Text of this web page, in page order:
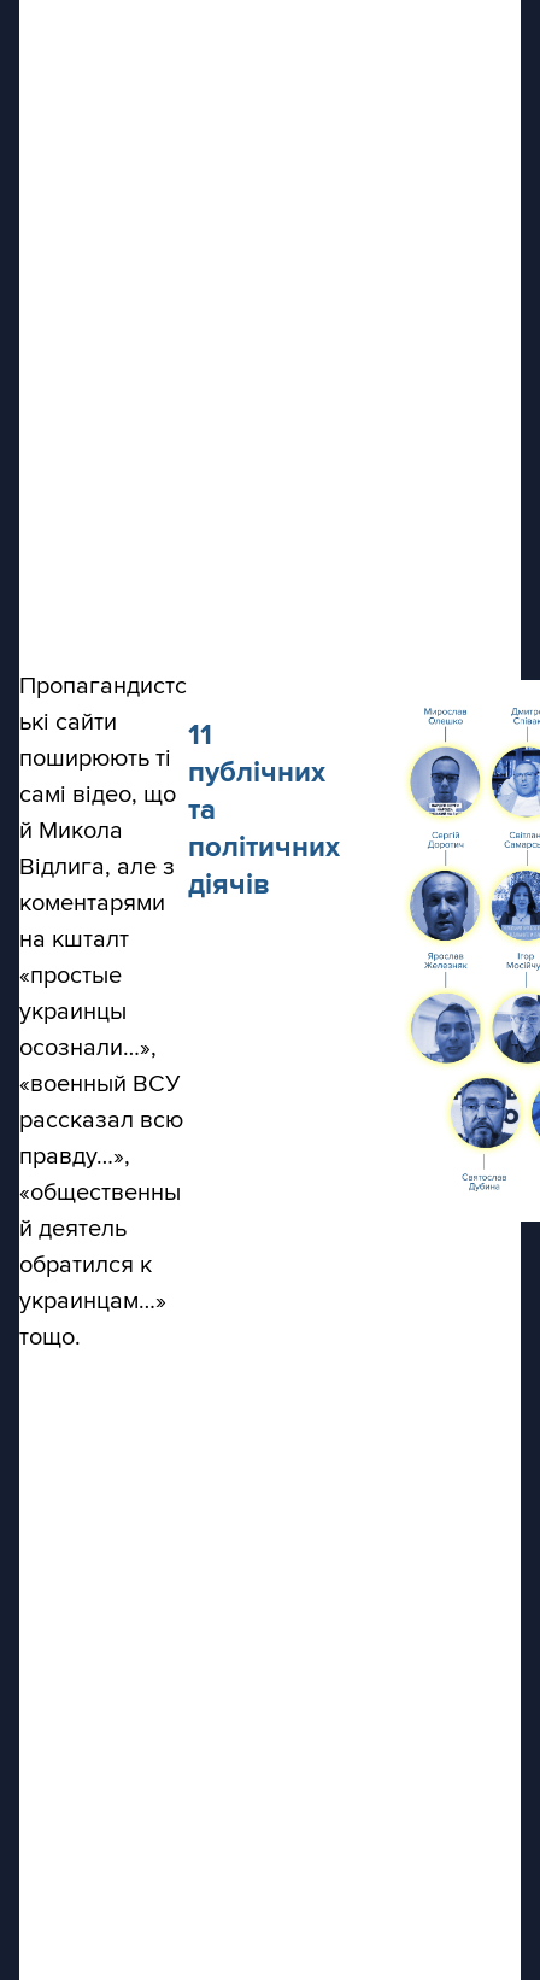
Пропагандистс
ькі сайти
поширюють ті
самі відео, що
й Микола
Відлига, але з
коментарями
на кшталт
«простые
украинцы
осознали…»,
«военный ВСУ
рассказал всю
правду…»,
«общественны
й деятель
обратился к
украинцам…»
тощо.
11
публічних
та
політичних
діячів